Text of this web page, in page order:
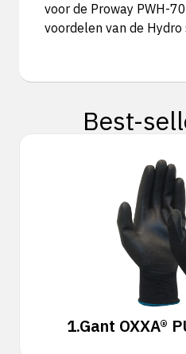
voor de Proway PWH-
voordelen van de Hydro
Best-
1.Gant OXXA®